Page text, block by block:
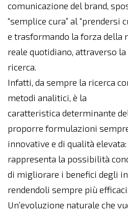
comunicazione del brand,
“semplice cura” al “prendersi
e trasformando la forza della
reale quotidiano, attraverso la
ricerca.
Infatti, da sempre la ricerca
metodi analitici, è la
caratteristica determinante
proporre formulazioni
innovative e di qualità
rappresenta la possibilità
di migliorare i benefici degli
rendendoli sempre più efficaci.
Un’evoluzione naturale che